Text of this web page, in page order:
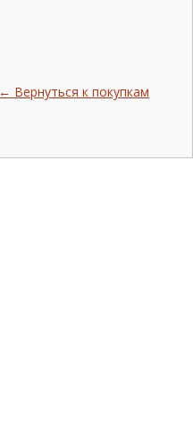
← Вернуться к покупкам